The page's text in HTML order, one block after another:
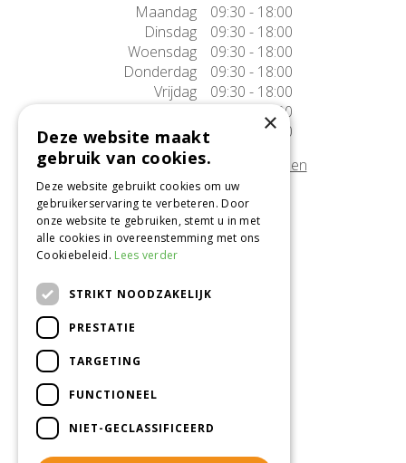
Maandag
09:30 - 18:00
Dinsdag
09:30 - 18:00
Woensdag
09:30 - 18:00
Donderdag
09:30 - 18:00
Vrijdag
09:30 - 18:00
Zaterdag
09:30 - 17:00
Zondag
10:00 - 17:00
Afwijkende openingstijden tonen
Onze locatie
Tuincentrum Alméérplant
Jac. P. Thijsseweg 4
pinterest
×
Deze website maakt
gebruik van cookies.
Deze website gebruikt cookies om uw
gebruikerservaring te verbeteren. Door
onze website te gebruiken, stemt u in met
alle cookies in overeenstemming met ons
Cookiebeleid. Lees verder
STRIKT NOODZAKELIJK
PRESTATIE
TARGETING
FUNCTIONEEL
NIET-GECLASSIFICEERD